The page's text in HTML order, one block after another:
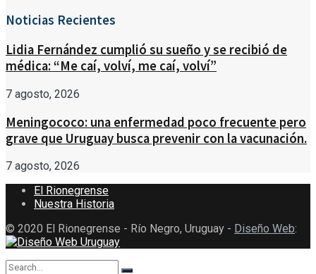
Noticias Recientes
Lidia Fernández cumplió su sueño y se recibió de
médica: “Me caí, volví, me caí, volví”
7 agosto, 2026
Meningococo: una enfermedad poco frecuente pero
grave que Uruguay busca prevenir con la vacunación.
7 agosto, 2026
El Rionegrense
Nuestra Historia
© 2020 El Rionegrense - Río Negro, Uruguay - Diseño Web: